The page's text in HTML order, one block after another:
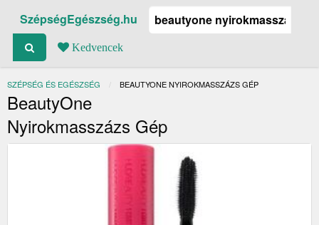
SzépségEgészség.hu
Kedvencek
SZÉPSÉG ÉS EGÉSZSÉG JELENLEGI:
BEAUTYONE NYIROKMASSZÁZS GÉP
BeautyOne
Nyirokmasszázs Gép